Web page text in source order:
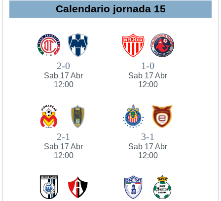
Calendario jornada 15
2-0
Sab 17 Abr
12:00
1-0
Sab 17 Abr
12:00
2-1
Sab 17 Abr
12:00
3-1
Sab 17 Abr
12:00